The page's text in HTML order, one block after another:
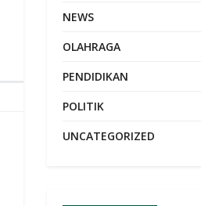
NEWS
OLAHRAGA
PENDIDIKAN
POLITIK
UNCATEGORIZED